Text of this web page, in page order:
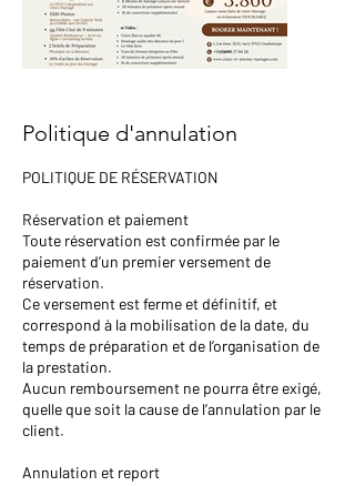
Politique d'annulation
POLITIQUE DE RÉSERVATION
Réservation et paiement
Toute réservation est confirmée par le
paiement d’un premier versement de
réservation.
Ce versement est ferme et définitif, et
correspond à la mobilisation de la date, du
temps de préparation et de l’organisation de
la prestation.
Aucun remboursement ne pourra être exigé,
quelle que soit la cause de l’annulation par le
client.
Annulation et report